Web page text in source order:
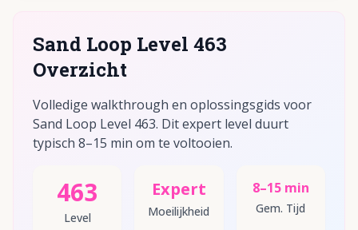
Sand Loop Level 463
Overzicht
Volledige walkthrough en oplossingsgids voor
Sand Loop Level 463. Dit expert level duurt
typisch 8–15 min om te voltooien.
463
Level
Expert
Moeilijkheid
8–15 min
Gem. Tijd